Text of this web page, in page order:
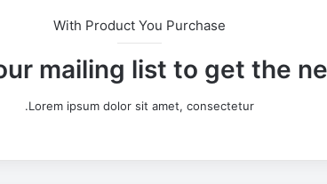
With Product You Purchase
mailing list to get the
Lorem ipsum dolor sit amet, consectetur.